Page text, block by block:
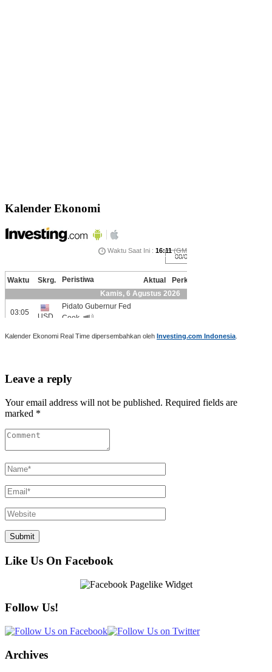
Kalender Ekonomi
Kalender Ekonomi Real Time dipersembahkan oleh Investing.com Indonesia
Leave a reply
Your email address will not be published. Required fields are
marked *
Like Us On Facebook
Follow Us!
Archives